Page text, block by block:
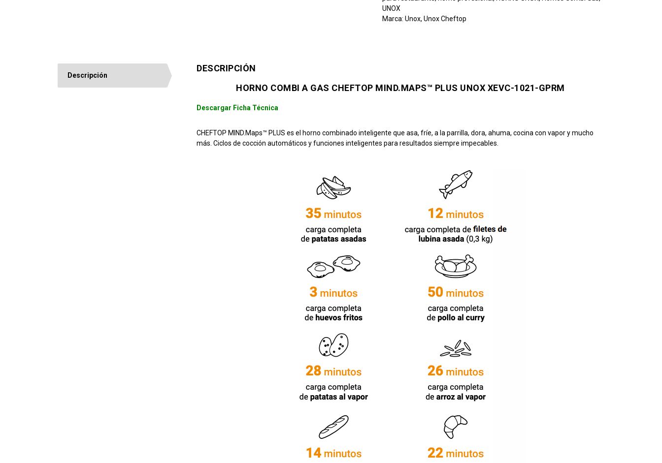
UNOX
Marca:Unox,Unox Cheftop
Descripción
DESCRIPCIÓN
HORNO COMBI A GAS CHEFTOP MIND.MAPS™ PLUS UNOX XEVC-1021-GPRM
Descargar Ficha Técnica
CHEFTOP MIND.Maps™ PLUS es el horno combinado inteligente que asa, fríe, a la parrilla, dora, ahuma, cocina con vapor y mucho
más. Ciclos de cocción automáticos y funciones inteligentes para resultados siempre impecables.